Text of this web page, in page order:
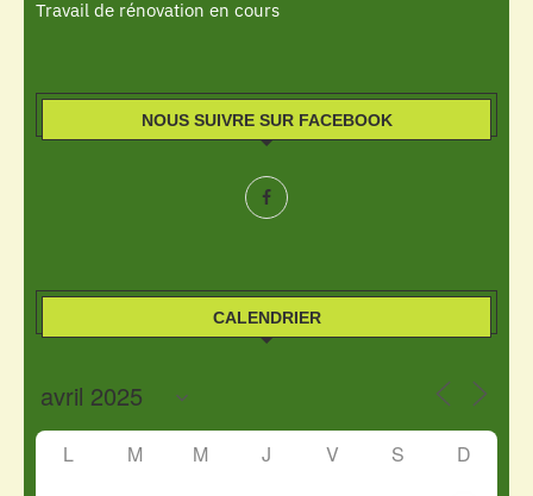
Travail de rénovation en cours
NOUS SUIVRE SUR FACEBOOK
CALENDRIER
L M M J V S D